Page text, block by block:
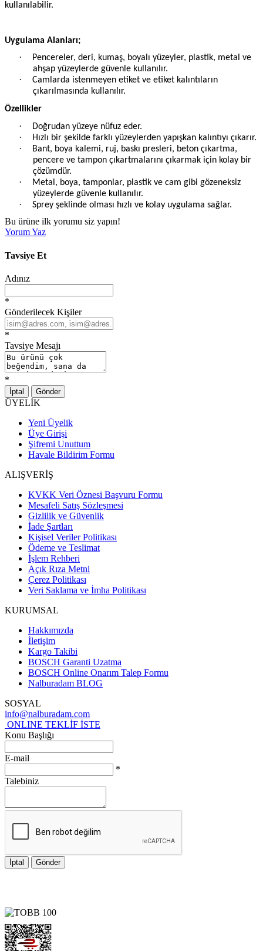
kullanılabilir.
Uygulama Alanları;
·
Pencereler, deri, kumaş, boyalı yüzeyler, plastik, metal ve
ahşap yüzeylerde güvenle kullanılır.
·
Camlarda istenmeyen etiket ve etiket kalıntıların
çıkarılmasında kullanılır.
Özellikler
· Doğrudan yüzeye nüfuz eder.
· Hızlı bir şekilde farklı yüzeylerden yapışkan kalıntıyı çıkarır.
·
Bant, boya kalemi, ruj, baskı presleri, beton çıkartma,
pencere ve tampon çıkartmalarını çıkarmak için kolay bir
çözümdür.
·
Metal, boya, tamponlar, plastik ve cam gibi gözeneksiz
yüzeylerde güvenle kullanılır.
· Sprey şeklinde olması hızlı ve kolay uygulama sağlar.
Bu ürüne ilk yorumu siz yapın!
Yorum Yaz
Tavsiye Et
Adınız
*
Gönderilecek Kişiler
*
Tavsiye Mesajı
*
İptal Gönder
ÜYELİK
Yeni Üyelik
Üye Girişi
Şifremi Unuttum
Havale Bildirim Formu
ALIŞVERİŞ
KVKK Veri Öznesi Başvuru Formu
Mesafeli Satış Sözleşmesi
Gizlilik ve Güvenlik
İade Şartları
Kişisel Veriler Politikası
Ödeme ve Teslimat
İşlem Rehberi
Açık Rıza Metni
Çerez Politikası
Veri Saklama ve İmha Politikası
KURUMSAL
Hakkımızda
İletişim
Kargo Takibi
BOSCH Garanti Uzatma
BOSCH Online Onarım Talep Formu
Nalburadam BLOG
SOSYAL
info@nalburadam.com
ONLINE TEKLİF İSTE
Konu Başlığı
E-mail
*
Talebiniz
İptal Gönder